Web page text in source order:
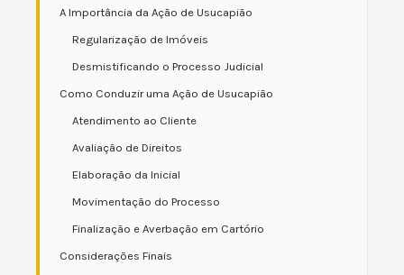
A Importância da Ação de Usucapião
Regularização de Imóveis
Desmistificando o Processo Judicial
Como Conduzir uma Ação de Usucapião
Atendimento ao Cliente
Avaliação de Direitos
Elaboração da Inicial
Movimentação do Processo
Finalização e Averbação em Cartório
Considerações Finais